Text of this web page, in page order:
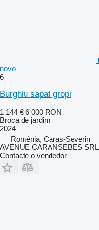
novo
6
Burghiu sapat gropi
1 144 € 6 000 RON
Broca de jardim
2024
Roménia, Caras-Severin
AVENUE CARANSEBES SRL
Contacte o vendedor